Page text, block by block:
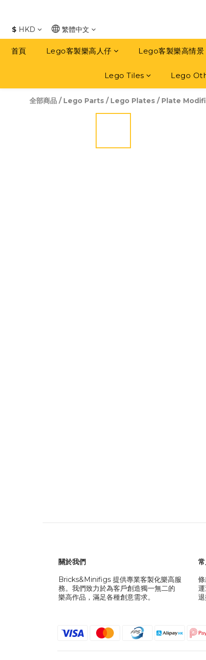
$ HKD 繁體中文
首頁 Lego客製樂高人仔 Lego客製樂高情景
Lego Tiles Lego
全部商品 / Lego Parts / Lego Plates / Plate
關於我們
Bricks&Minifigs 提供專業客製化樂高服
務。我們致力於為客戶創造獨一無二的
樂高作品，滿足各種創意需求。